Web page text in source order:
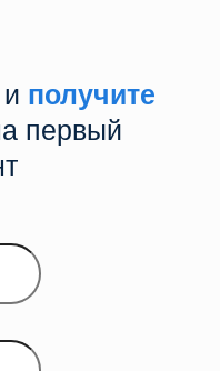
получите
первый